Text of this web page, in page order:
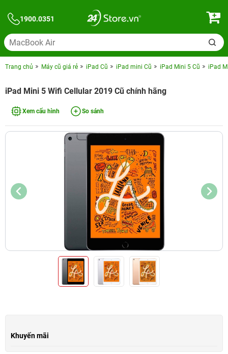
1900.0351
Trang chủ Máy cũ giá rẻ iPad Cũ iPad mini Cũ iPad Mini 5 Cũ iPad
iPad Mini 5 Wifi Cellular 2019 Cũ chính hãng
Xem cấu hình So sánh
Khuyến mãi